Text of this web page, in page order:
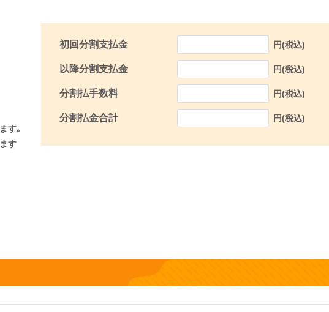
初回分割支払金 円(税込)
以降分割支払金 円(税込)
分割払手数料 円(税込)
分割払金合計 円(税込)
す｡
す